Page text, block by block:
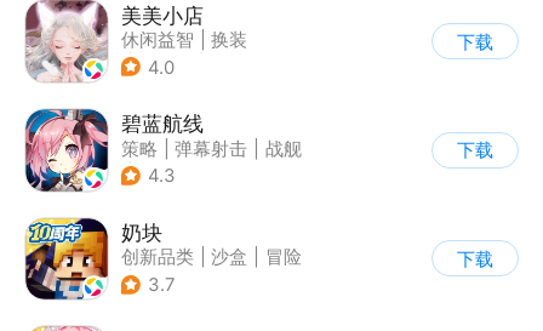
美美小店
休闲益智
换装
| 女性向
4.0
下载
碧蓝航线
策略 弹幕射击
战舰
| 美少女
4.3
下载
奶块
创新品类 沙盒
冒险
| 开放世界
3.7
下载